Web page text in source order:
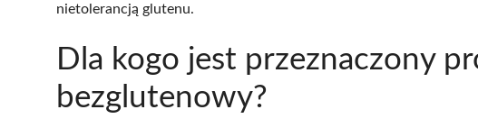
nietolerancją glutenu.
Dla kogo jest przeznaczony
bezglutenowy?